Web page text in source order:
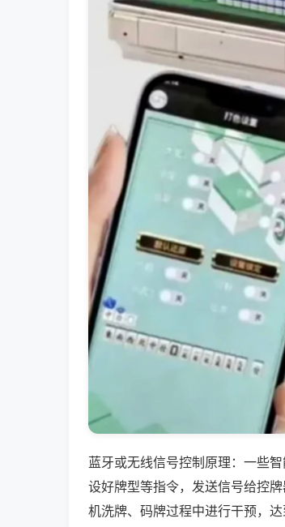
蓝牙或无线信号控制原理：一些
设好牌型等指令，发送信号给控
机洗牌、码牌过程中进行干预，达